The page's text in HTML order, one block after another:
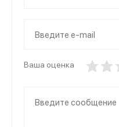
Ваша оценка